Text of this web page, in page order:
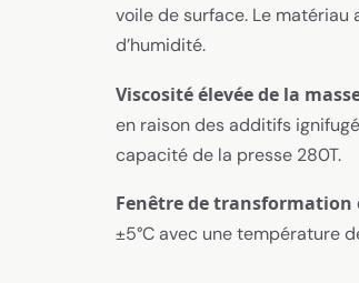
voile de surface. Le matériau
d’humidité.
Viscosité élevée de la
en raison des additifs
capacité de la presse 280T.
Fenêtre de transformation
±5°C avec une température